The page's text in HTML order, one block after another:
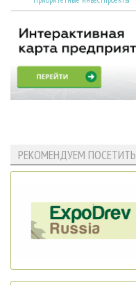
РЕКОМЕНДУЕМ ПОСЕТИТЬ